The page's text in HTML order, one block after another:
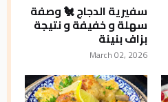
سفيرية الدجاج 🐔 وصفة
سهلة و خفيفة و نتيجة
بزاف بنينة
March 02, 2026